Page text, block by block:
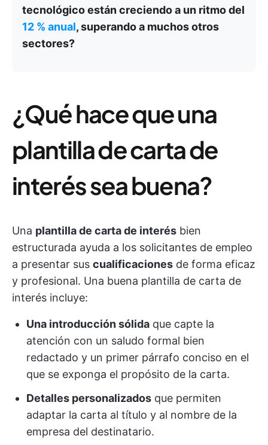
tecnológico están creciendo a un ritmo del
12 % anual, superando a muchos otros
sectores?
¿Qué hace que una
plantilla de carta de
interés sea buena?
Una plantilla de carta de interés bien
estructurada ayuda a los solicitantes de empleo
a presentar sus cualificaciones de forma eficaz
y profesional. Una buena plantilla de carta de
interés incluye:
Una introducción sólida que capte la
atención con un saludo formal bien
redactado y un primer párrafo conciso en el
que se exponga el propósito de la carta.
Detalles personalizados que permiten
adaptar la carta al título y al nombre de la
empresa del destinatario.